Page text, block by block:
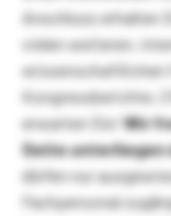
Anschluss erhalten
vielen weiteren,
wissenschaftlichen
Kongressberichte,
erwarten Sie!Wir
Seite unterliegen
dürfen nur
Fachpersonal